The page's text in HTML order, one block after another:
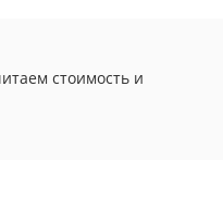
стоимость и